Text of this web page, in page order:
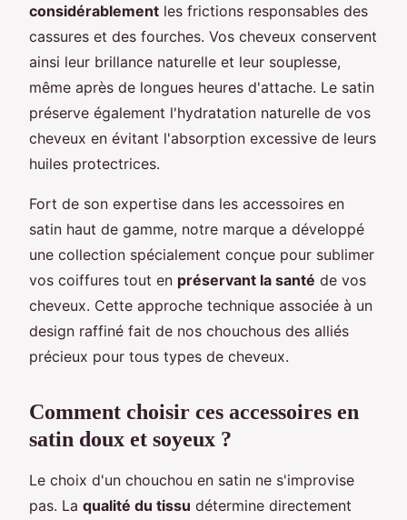
considérablement les frictions responsables des
cassures et des fourches. Vos cheveux conservent
ainsi leur brillance naturelle et leur souplesse,
même après de longues heures d'attache. Le satin
préserve également l'hydratation naturelle de vos
cheveux en évitant l'absorption excessive de leurs
huiles protectrices.
Fort de son expertise dans les accessoires en
satin haut de gamme, notre marque a développé
une collection spécialement conçue pour sublimer
vos coiffures tout en préservant la santé de vos
cheveux. Cette approche technique associée à un
design raffiné fait de nos chouchous des alliés
précieux pour tous types de cheveux.
Comment choisir ces accessoires en
satin doux et soyeux ?
Le choix d'un chouchou en satin ne s'improvise
pas. La qualité du tissu détermine directement